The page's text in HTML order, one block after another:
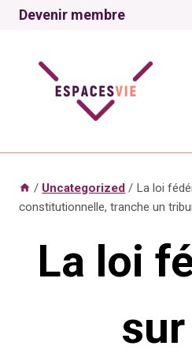
AllerDevenir membre
/ Uncategorized / La loi
constitutionnelle, tranche un
La loi